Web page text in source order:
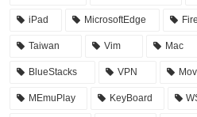
iPad MicrosoftEdge
Taiwan Vim Mac
BlueStacks VPN
MEmuPlay KeyBoard